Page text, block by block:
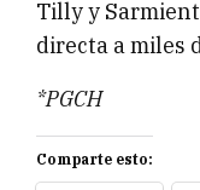
Tilly y
directa a miles
*PGCH
Comparte esto: